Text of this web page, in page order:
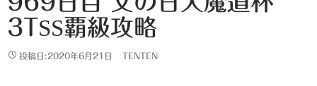
3TSS覇級攻略
投稿日:2020年6月21日 TENTEN